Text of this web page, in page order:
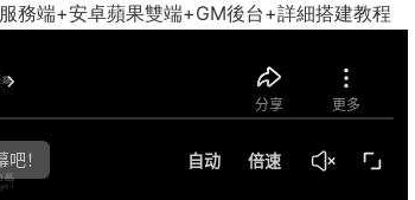
務端+安卓蘋果雙端+GM後台+詳細搭建教程